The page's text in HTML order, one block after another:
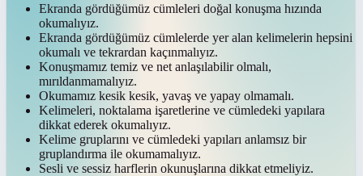
Ekranda gördüğümüz cümleleri doğal konuşma hızında
okumalıyız.
Ekranda gördüğümüz cümlelerde yer alan kelimelerin hepsini
okumalı ve tekrardan kaçınmalıyız.
Konuşmamız temiz ve net anlaşılabilir olmalı,
mırıldanmamalıyız.
Okumamız kesik kesik, yavaş ve yapay olmamalı.
Kelimeleri, noktalama işaretlerine ve cümledeki yapılara
dikkat ederek okumalıyız.
Kelime gruplarını ve cümledeki yapıları anlamsız bir
gruplandırma ile okumamalıyız.
Sesli ve sessiz harflerin okunuşlarına dikkat etmeliyiz.